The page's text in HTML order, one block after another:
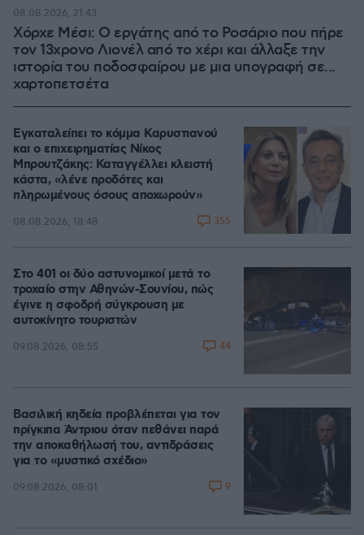
Χόρχε Μέσι: Ο εργάτης από το Ροσάριο που πήρε
τον 13χρονο Λιονέλ από το χέρι και άλλαξε την
ιστορία του ποδοσφαίρου με μια υπογραφή σε...
χαρτοπετσέτα
08.08.2026, 21:43
Εγκαταλείπει το κόμμα Καρυστιανού
και ο επιχειρηματίας Νίκος
Μπρουτζάκης: Καταγγέλλει κλειστή
κάστα, «λένε προδότες και
πληρωμένους όσους αποχωρούν»
08.08.2026, 18:48 355
Στο 401 οι δύο αστυνομικοί μετά το
τροχαίο στην Αθηνών-Σουνίου, πώς
έγινε η σφοδρή σύγκρουση με
αυτοκίνητο τουριστών
09.08.2026, 08:55 44
Βασιλική κηδεία προβλέπεται για τον
πρίγκιπα Άντριου όταν πεθάνει παρά
την αποκαθήλωσή του, αντιδράσεις
για το «μυστικό σχέδιο»
09.08.2026, 08:01 9